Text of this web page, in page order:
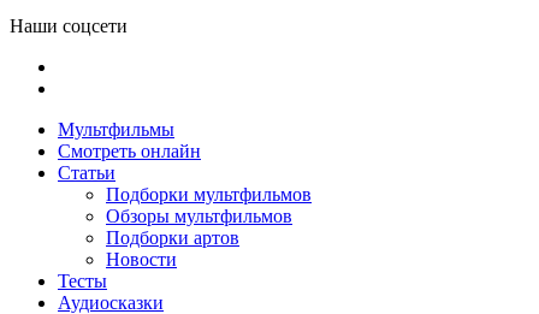
Наши соцсети
Мультфильмы
Смотреть онлайн
Статьи
Подборки мультфильмов
Обзоры мультфильмов
Подборки артов
Новости
Тесты
Аудиосказки